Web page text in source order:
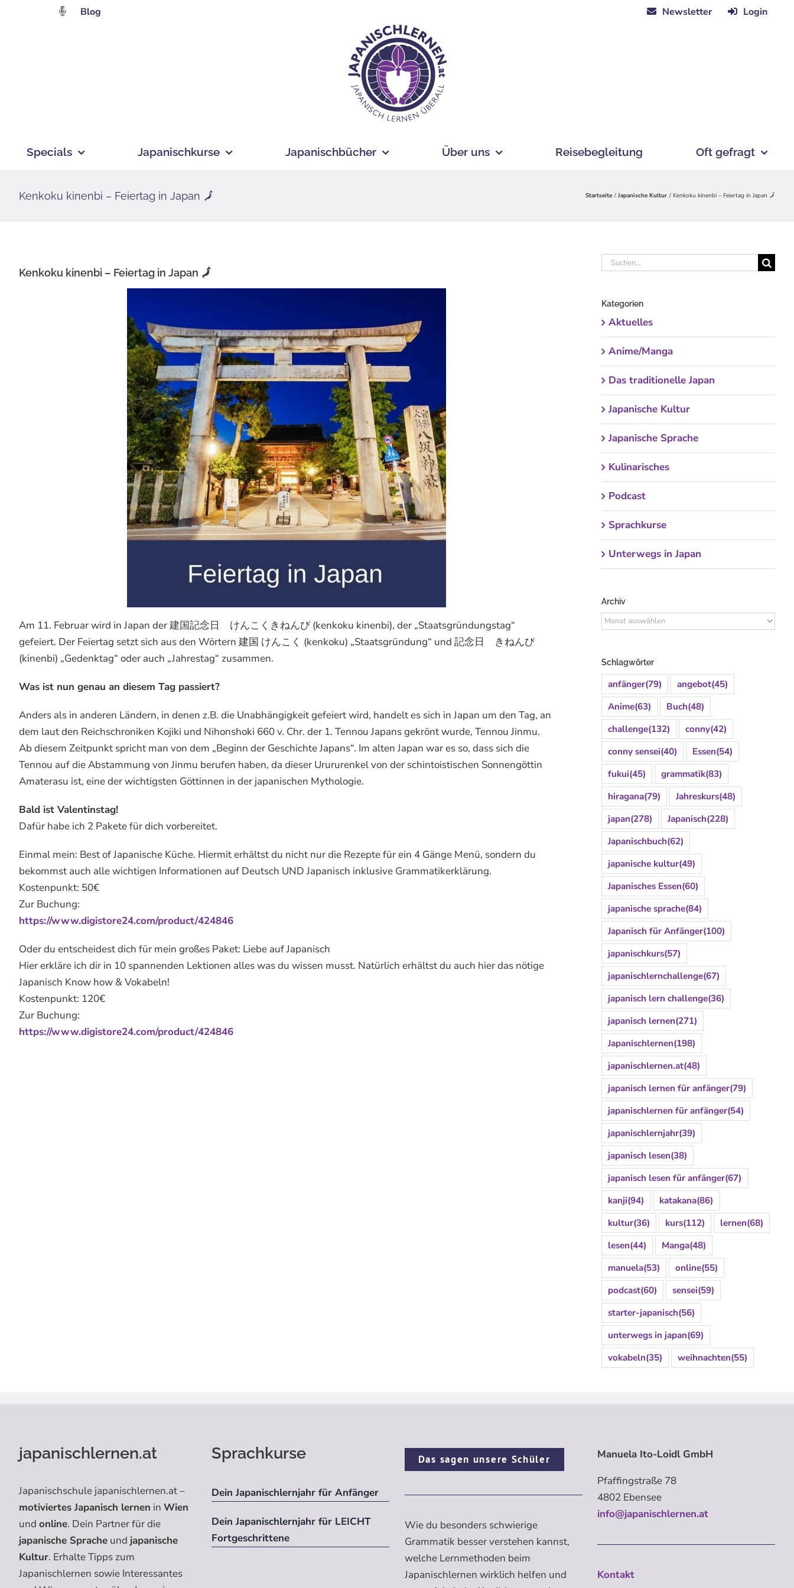
Blog Newsletter Login
Specials Japanischkurse Japanischbücher Über uns Reisebegleitung Oft gefragt
Kenkoku kinenbi – Feiertag in Japan 🗾 Startseite Japanische Kultur Kenkoku kinenbi – Feiertag in Japan 🗾
Kenkoku kinenbi – Feiertag in Japan 🗾
Am 11. Februar wird in Japan der 建国記念日 けんこくきねんび (kenkoku kinenbi), der „Staatsgründungstag“
gefeiert. Der Feiertag setzt sich aus den Wörtern 建国 けんこく (kenkoku) „Staatsgründung“ und 記念日 きねんび
(kinenbi) „Gedenktag“ oder auch „Jahrestag“ zusammen.
Was ist nun genau an diesem Tag passiert?
Anders als in anderen Ländern, in denen z.B. die Unabhängigkeit gefeiert wird, handelt es sich in Japan um den Tag, an
dem laut den Reichschroniken Kojiki und Nihonshoki 660 v. Chr. der 1. Tennou Japans gekrönt wurde, Tennou Jinmu.
Ab diesem Zeitpunkt spricht man von dem „Beginn der Geschichte Japans“. Im alten Japan war es so, dass sich die
Tennou auf die Abstammung von Jinmu berufen haben, da dieser Urururenkel von der schintoistischen Sonnengöttin
Amaterasu ist, eine der wichtigsten Göttinnen in der japanischen Mythologie.
Bald ist Valentinstag!
Dafür habe ich 2 Pakete für dich vorbereitet.
Einmal mein: Best of Japanische Küche. Hiermit erhältst du nicht nur die Rezepte für ein 4 Gänge Menü, sondern du
bekommst auch alle wichtigen Informationen auf Deutsch UND Japanisch inklusive Grammatikerklärung.
Kostenpunkt: 50€
Zur Buchung:
https://www.digistore24.com/product/424846
Oder du entscheidest dich für mein großes Paket: Liebe auf Japanisch
Hier erkläre ich dir in 10 spannenden Lektionen alles was du wissen musst. Natürlich erhältst du auch hier das nötige
Japanisch Know how & Vokabeln!
Kostenpunkt: 120€
Zur Buchung:
https://www.digistore24.com/product/424846
Suche
Kategorien
Aktuelles
Anime/Manga
Das traditionelle Japan
Japanische Kultur
Japanische Sprache
Kulinarisches
Podcast
Sprachkurse
Unterwegs in Japan
Archiv
Archiv
Schlagwörter
anfänger(79) angebot(45)
Anime(63) Buch(48)
challenge(132) conny(42)
conny sensei(40) Essen(54)
fukui(45) grammatik(83)
hiragana(79) Jahreskurs(48)
japan(278) Japanisch(228)
Japanischbuch(62)
japanische kultur(49)
Japanisches Essen(60)
japanische sprache(84)
Japanisch für Anfänger(100)
japanischkurs(57)
japanischlernchallenge(67)
japanisch lern challenge(36)
japanisch lernen(271)
Japanischlernen(198)
japanischlernen.at(48)
japanisch lernen für anfänger(79)
japanischlernen für anfänger(54)
japanischlernjahr(39)
japanisch lesen(38)
japanisch lesen für anfänger(67)
kanji(94) katakana(86)
kultur(36) kurs(112) lernen(68)
lesen(44) Manga(48)
manuela(53) online(55)
podcast(60) sensei(59)
starter-japanisch(56)
unterwegs in japan(69)
vokabeln(35) weihnachten(55)
japanischlernen.at
Japanischschule japanischlernen.at –
motiviertes Japanisch lernen in Wien
und online. Dein Partner für die
japanische Spracheund japanische
Kultur. Erhalte Tipps zum
Japanischlernen sowie Interessantes
Sprachkurse
Dein Japanischlernjahr für Anfänger
Dein Japanischlernjahr für LEICHT
Fortgeschrittene
Das sagen unsere Schüler
Wie du besonders schwierige
Grammatik besser verstehen kannst,
welche Lernmethoden beim
Japanischlernen wirklich helfen und
Manuela Ito-Loidl GmbH
Pfaffingstraße 78
4802 Ebensee
info@japanischlernen.at
Kontakt